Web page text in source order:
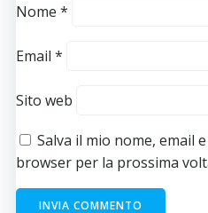
Nome *
Email *
Sito web
Salva il mio nome, email
browser per la prossima